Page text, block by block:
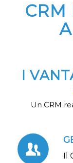
CRM
I
Un CRM
Il